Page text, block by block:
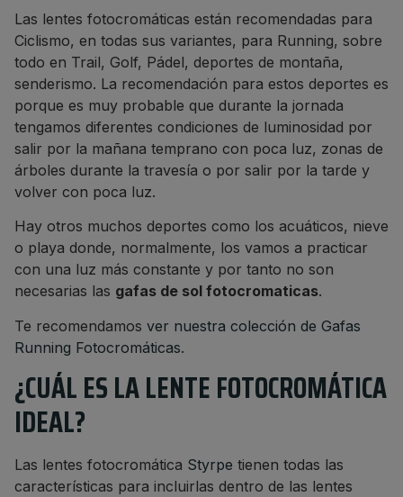
Las lentes fotocromáticas están recomendadas para
Ciclismo, en todas sus variantes, para Running, sobre
todo en Trail, Golf, Pádel, deportes de montaña,
senderismo. La recomendación para estos deportes es
porque es muy probable que durante la jornada
tengamos diferentes condiciones de luminosidad por
salir por la mañana temprano con poca luz, zonas de
árboles durante la travesía o por salir por la tarde y
volver con poca luz.
Hay otros muchos deportes como los acuáticos, nieve
o playa donde, normalmente, los vamos a practicar
con una luz más constante y por tanto no son
necesarias las gafas de sol fotocromaticas.
Te recomendamos ver nuestra colección de Gafas
Running Fotocromáticas.
¿CUÁL ES LA LENTE FOTOCROMÁTICA
IDEAL?
Las lentes fotocromática Styrpe tienen todas las
características para incluirlas dentro de las lentes